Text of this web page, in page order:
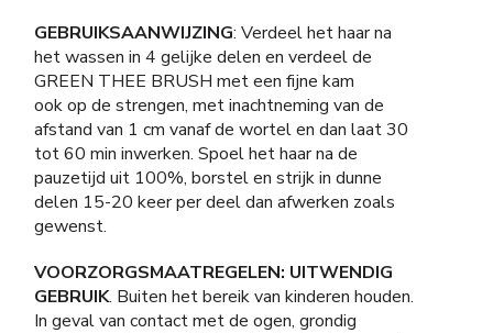
GEBRUIKSAANWIJZING: Verdeel het haar na
het wassen in 4 gelijke delen en verdeel de
GREEN THEE BRUSH met een fijne kam
ook op de strengen, met inachtneming van de
afstand van 1 cm vanaf de wortel en dan laat 30
tot 60 min inwerken. Spoel het haar na de
pauzetijd uit 100%, borstel en strijk in dunne
delen 15-20 keer per deel dan afwerken zoals
gewenst.
VOORZORGSMAATREGELEN: UITWENDIG
GEBRUIK. Buiten het bereik van kinderen houden.
In geval van contact met de ogen, grondig